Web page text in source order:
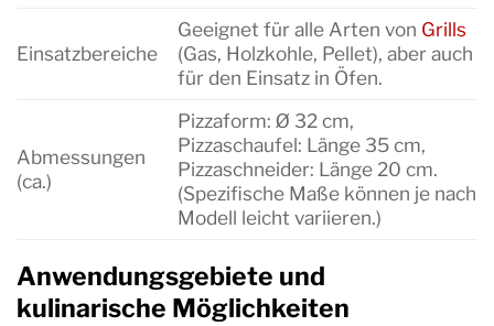
Einsatzbereiche
Geeignet für alle Arten von Grills
(Gas, Holzkohle, Pellet), aber auch
für den Einsatz in Öfen.
Abmessungen
(ca.)
Pizzaform: Ø 32 cm,
Pizzaschaufel: Länge 35 cm,
Pizzaschneider: Länge 20 cm.
(Spezifische Maße können je nach
Modell leicht variieren.)
Anwendungsgebiete und
kulinarische Möglichkeiten